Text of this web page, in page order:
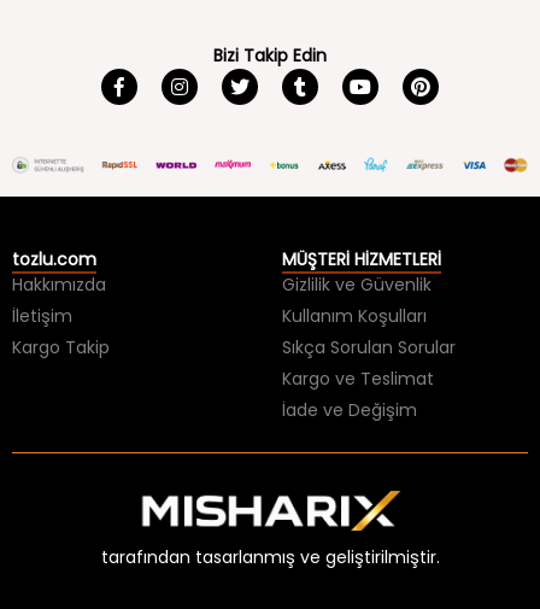
Bizi Takip Edin
tozlu.com
Hakkımızda
İletişim
Kargo Takip
MÜŞTERİ HİZMETLERİ
Gizlilik ve Güvenlik
Kullanım Koşulları
Sıkça Sorulan Sorular
Kargo ve Teslimat
İade ve Değişim
tarafından tasarlanmış ve geliştirilmiştir.